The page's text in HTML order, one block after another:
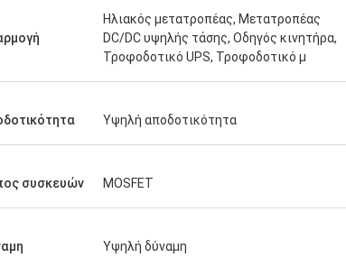
Ηλιακός μετατροπέας, Μετατροπέας
DC/DC υψηλής τάσης, Οδηγός κινητήρα,
Τροφοδοτικό UPS, Τροφοδοτικό μ
Υψηλή αποδοτικότητα
συσκευών MOSFET
Υψηλή δύναμη